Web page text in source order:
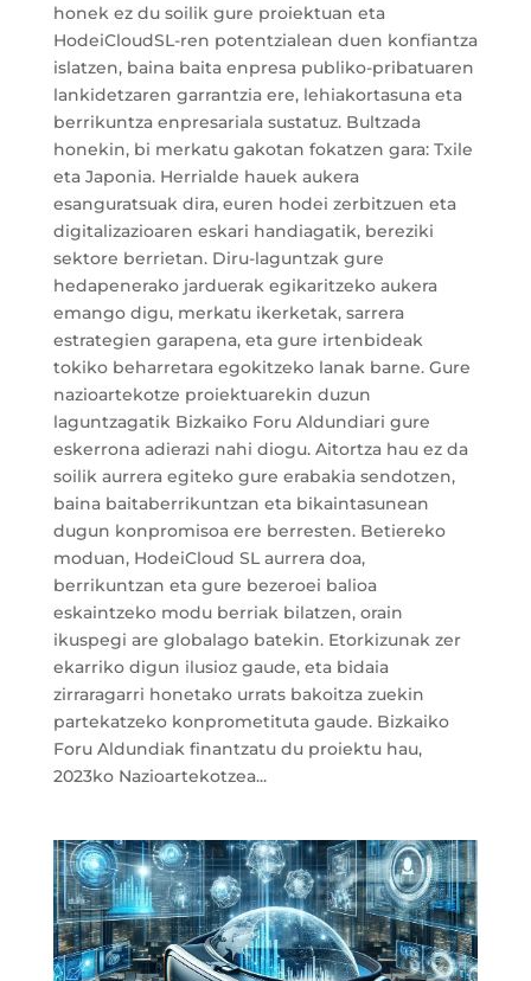
honek ez du soilik gure proiektuan eta
HodeiCloudSL-ren potentzialean duen konfiantza
islatzen, baina baita enpresa publiko-pribatuaren
lankidetzaren garrantzia ere, lehiakortasuna eta
berrikuntza enpresariala sustatuz. Bultzada
honekin, bi merkatu gakotan fokatzen gara: Txile
eta Japonia. Herrialde hauek aukera
esanguratsuak dira, euren hodei zerbitzuen eta
digitalizazioaren eskari handiagatik, bereziki
sektore berrietan. Diru-laguntzak gure
hedapenerako jarduerak egikaritzeko aukera
emango digu, merkatu ikerketak, sarrera
estrategien garapena, eta gure irtenbideak
tokiko beharretara egokitzeko lanak barne. Gure
nazioartekotze proiektuarekin duzun
laguntzagatik Bizkaiko Foru Aldundiari gure
eskerrona adierazi nahi diogu. Aitortza hau ez da
soilik aurrera egiteko gure erabakia sendotzen,
baina baitaberrikuntzan eta bikaintasunean
dugun konpromisoa ere berresten. Betiereko
moduan, HodeiCloud SL aurrera doa,
berrikuntzan eta gure bezeroei balioa
eskaintzeko modu berriak bilatzen, orain
ikuspegi are globalago batekin. Etorkizunak zer
ekarriko digun ilusioz gaude, eta bidaia
zirraragarri honetako urrats bakoitza zuekin
partekatzeko konprometituta gaude. Bizkaiko
Foru Aldundiak finantzatu du proiektu hau,
2023ko Nazioartekotzea...